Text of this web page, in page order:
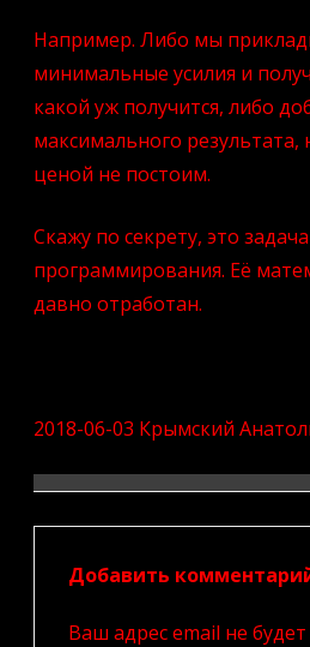
Например. Либо мы
минимальные усилия и
какой уж получится, либо
максимального результата,
ценой не постоим.
Скажу по секрету, это
программирования. Её
давно отработан.
2018-06-03 Крымский
Добавить
Ваш адрес email не